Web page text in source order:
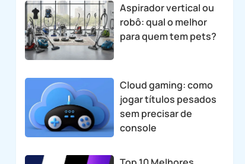
Aspirador vertical ou
robô: qual o melhor
para quem tem pets?
Cloud gaming: como
jogar títulos pesados
sem precisar de
console